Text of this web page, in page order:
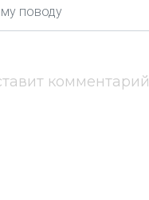
комментарий